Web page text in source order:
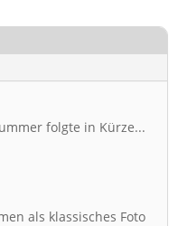
folgte in Kürze...
als klassisches Foto